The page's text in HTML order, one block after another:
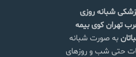
شبانه روزی
تهرانکوی بیمه
به صورت شبانه
حتی شب و روزهای